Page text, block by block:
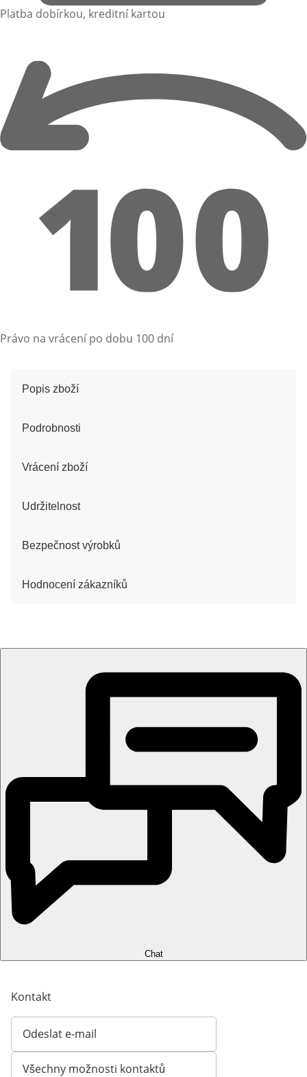
Platba dobírkou, kreditní kartou
Právo na vrácení po dobu 100 dní
Popis zboží
Podrobnosti
Vrácení zboží
Udržitelnost
Bezpečnost výrobků
Hodnocení zákazníků
Chat
Kontakt
Odeslat e-mail
Otevírá e-mailového klienta
Všechny možnosti kontaktů